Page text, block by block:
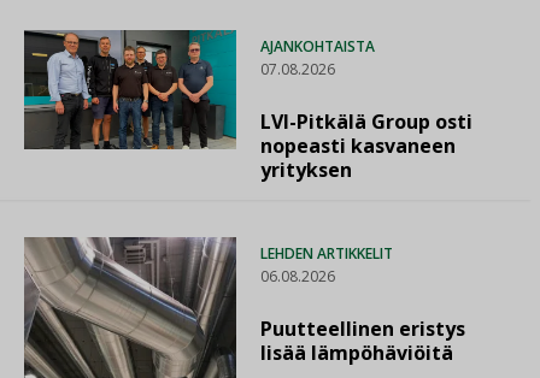
AJANKOHTAISTA
07.08.2026
LVI-Pitkälä Group osti
nopeasti kasvaneen
yrityksen
LEHDEN ARTIKKELIT
06.08.2026
Puutteellinen eristys
lisää lämpöhäviöitä